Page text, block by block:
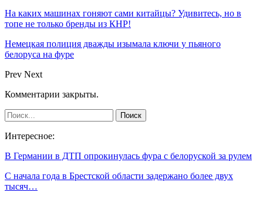
На каких машинах гоняют сами китайцы? Удивитесь, но в
топе не только бренды из КНР!
Немецкая полиция дважды изымала ключи у пьяного
белоруса на фуре
Prev Next
Комментарии закрыты.
Интересное:
В Германии в ДТП опрокинулась фура с белоруской за рулем
С начала года в Брестской области задержано более двух
тысяч…